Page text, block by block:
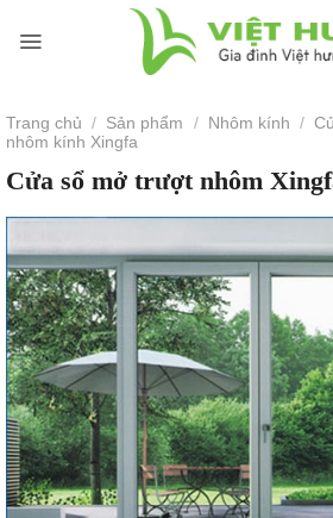
Trang chủ / Sản phẩm / Nhôm kính /
nhôm kính Xingfa
Cửa sổ mở trượt nhôm